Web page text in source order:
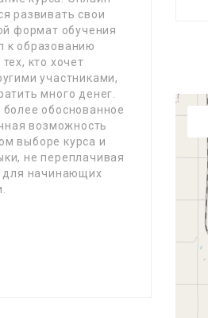
развивать свои
формат обучения
к образованию
кто хочет
участниками,
много денег.
обоснованное
возможность
выборе курса и
не переплачивая
для начинающих